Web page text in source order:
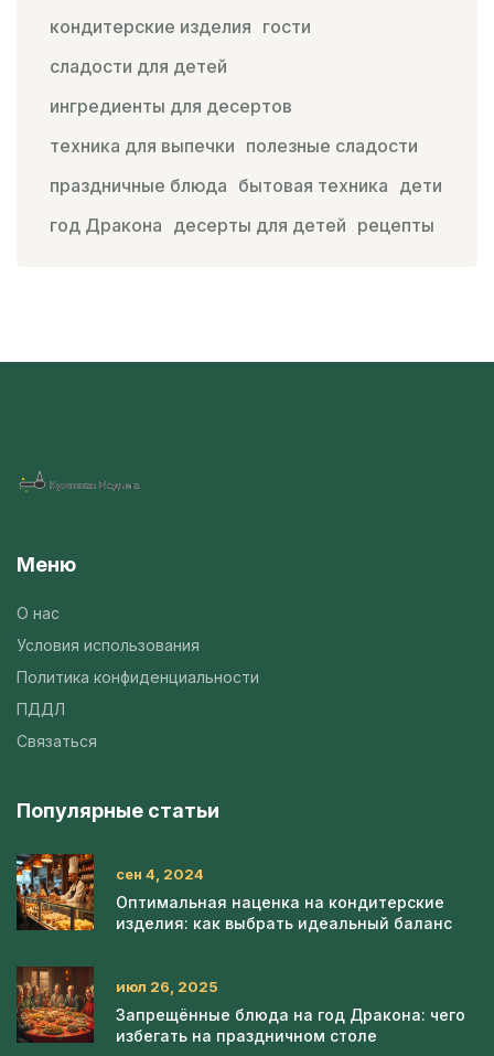
кондитерские изделия гости
сладости для детей
ингредиенты для десертов
техника для выпечки полезные сладости
праздничные блюда бытовая техника дети
год Дракона десерты для детей рецепты
Меню
О нас
Условия использования
Политика конфиденциальности
ПДДЛ
Связаться
Популярные статьи
сен 4, 2024
Оптимальная наценка на кондитерские
изделия: как выбрать идеальный баланс
июл 26, 2025
Запрещённые блюда на год Дракона: чего
избегать на праздничном столе